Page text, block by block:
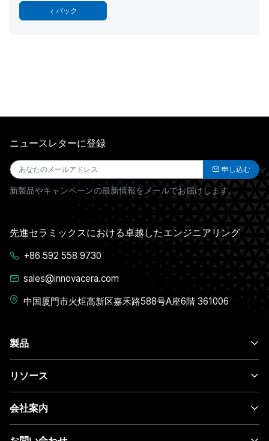
バック
製品
リソース
会社案内
ニュースレターに登録
申し込む
新製品やキャンペーンの最新情報をメールでお届けします。
先進セラミックスにおける卓越したエンジニアリング
+86 592 558 9730
sales@innovacera.com
中国厦門市火炬高新区嘉禾路588号A座6階 361006